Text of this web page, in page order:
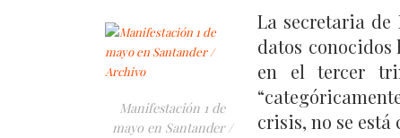
Manifestación 1 de
mayo en Santander /
La secretaria
datos conocidos
en el tercer
crisis, no se